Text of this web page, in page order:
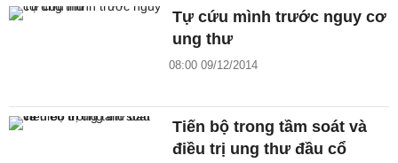
Tự cứu mình trước nguy cơ
ung thư
08:00 09/12/2014
Tiến bộ trong tầm soát và
điều trị ung thư đầu cổ